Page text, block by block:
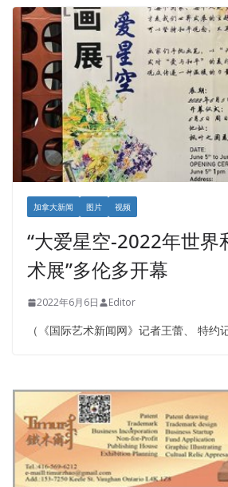
加拿大新闻 图片 视频
“大爱星空-2022年世界
术展”多伦多开幕
2022年6月6日 Editor
（《国际艺术新闻网》记者王蕾、 特约